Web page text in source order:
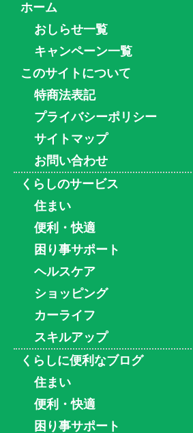
ホーム
おしらせ一覧
キャンペーン一覧
このサイトについて
特商法表記
プライバシーポリシー
サイトマップ
お問い合わせ
くらしのサービス
住まい
便利・快適
困り事サポート
ヘルスケア
ショッピング
カーライフ
スキルアップ
くらしに便利なブログ
住まい
便利・快適
困り事サポート